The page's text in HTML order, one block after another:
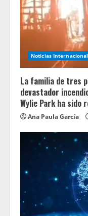
Noticias
La familia de tres
devastador
Wylie Park ha sido
Ana Paula García